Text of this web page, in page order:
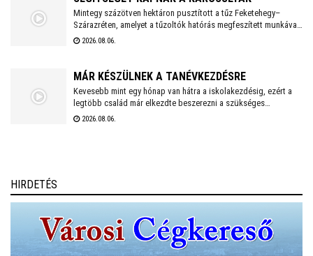
Mintegy százötven hektáron pusztított a tűz Feketehegy–
Szárazréten, amelyet a tűzoltók hatórás megfeszített munkával
fékeztek meg. Az önkormányzat megkezdte a károsultak
2026.08.06.
MÁR KÉSZÜLNEK A TANÉVKEZDÉSRE
Kevesebb mint egy hónap van hátra a iskolakezdésig, ezért a
legtöbb család már elkezdte beszerezni a szükséges
tanszereket. A fehérvári papír-írószer üzletek már július eleje
2026.08.06.
HIRDETÉS